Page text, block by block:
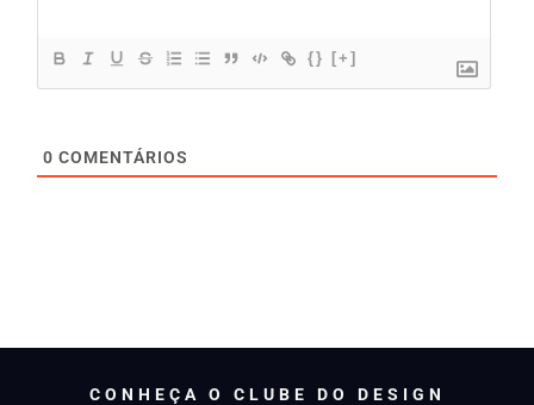
{} [+]
0 COMENTÁRIOS
CONHEÇA O CLUBE DO DESIGN